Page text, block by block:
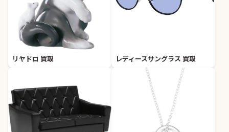
リヤドロ 買取 レディースサングラス 買取